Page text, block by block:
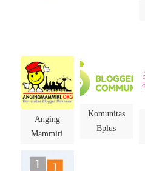
Anging
Mammiri
Komunitas
Bplus